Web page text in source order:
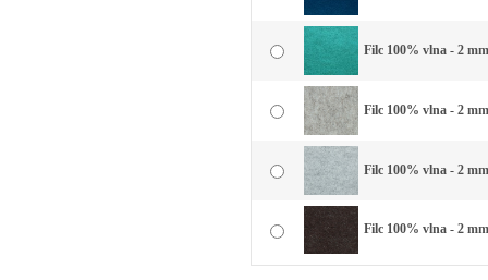
Filc 100% vlna - 2
Filc 100% vlna - 2
Filc 100% vlna - 2
Filc 100% vlna - 2